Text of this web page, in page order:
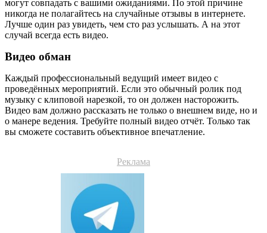
могут совпадать с вашими ожиданиями. По этой причине
никогда не полагайтесь на случайные отзывы в интернете.
Лучше один раз увидеть, чем сто раз услышать. А на этот
случай всегда есть видео.
Видео обман
Каждый профессиональный ведущий имеет видео с
проведённых мероприятий. Если это обычный ролик под
музыку с клиповой нарезкой, то он должен насторожить.
Видео вам должно рассказать не только о внешнем виде, но и
о манере ведения. Требуйте полный видео отчёт. Только так
вы сможете составить объективное впечатление.
Реклама